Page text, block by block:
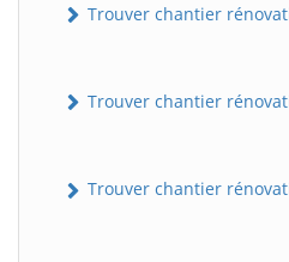
Trouver chantier
Trouver chantier
Trouver chantier